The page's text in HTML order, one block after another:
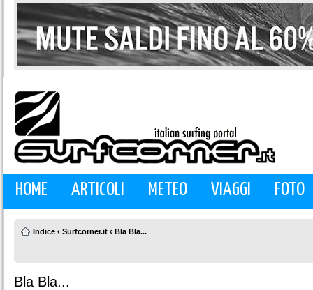
HOME ARTICOLI METEO VIAGGI FOTO
Indice ‹ Surfcorner.it ‹ Bla Bla...
Bla Bla...